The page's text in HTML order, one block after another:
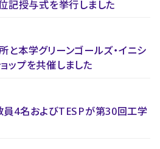
記授与式を挙行しました
と本学グリーンゴールズ・イニシ
ップを共催しました
員4名およびTESPが第30回工学